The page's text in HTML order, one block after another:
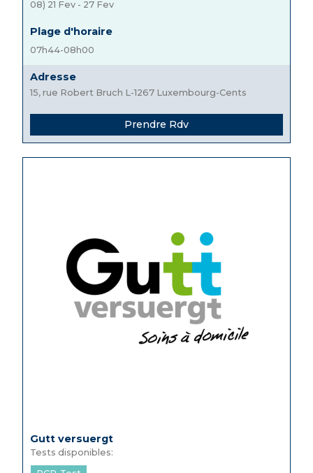
08) 21 Fev - 27 Fev
Plage d'horaire
07h44-08h00
Adresse
15, rue Robert Bruch L-1267 Luxembourg-Cents
Prendre Rdv
Gutt versuergt
Tests disponibles: